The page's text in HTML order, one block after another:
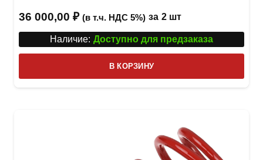
36 000,00 ₽ (в т.ч. НДС 5%) за 2 шт
Наличие: Доступно для предзаказа
В КОРЗИНУ